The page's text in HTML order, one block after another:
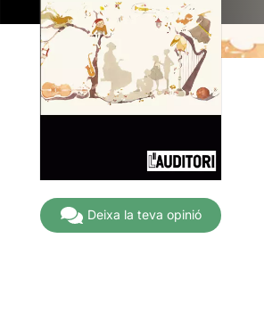
Deixa la teva opinió